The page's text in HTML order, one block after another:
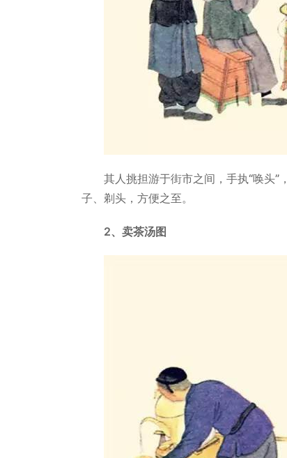
其人挑担游于街市之间，手执“唤头
子、剃头，方便之至。
2、卖茶汤图